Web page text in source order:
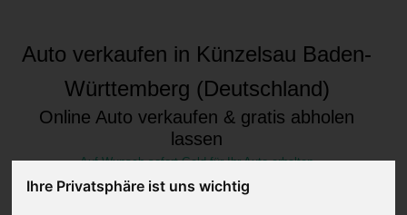
Ihre Privatsphäre ist uns wichtig
Auto verkaufen in Künzelsau Baden-
Württemberg (Deutschland)
Online Auto verkaufen & gratis abholen
lassen
Auf Wunsch sofort Geld für Ihr Auto erhalten